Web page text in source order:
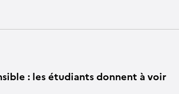
: les étudiants donnent à voir